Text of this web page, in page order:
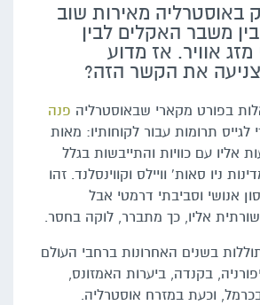
באוסטרליה מאירות שוב
משבר האקלים לבין
מזג אוויר. אז מדוע
את הקשר הזה?
בפורט מקארי שבאוסטרליה פנה
לגייס תרומות עבור לקוחותיו: מאות
אליו עם כוויות והתייבשות בגלל
ניו סאות' וויילס וקווינסלנד. זהו
אנושי וסביבתי דרמטי אבל
אליו, כך מתברר, לוקה בחסר.
בשנים האחרונות ברחבי העולם
בקנדה, ביערות האמזונס,
וכעת במזרח אוסטרליה.